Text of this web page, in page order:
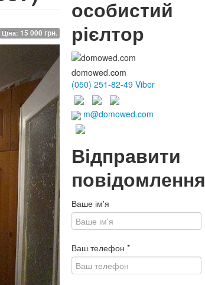
Ціна: 15 000 грн.
особистий
рієлтор
domowed.com
(050) 251-82-49 Viber
m@domowed.com
Відправити
повідомлення
Ваше ім'я
Ваш телефон *